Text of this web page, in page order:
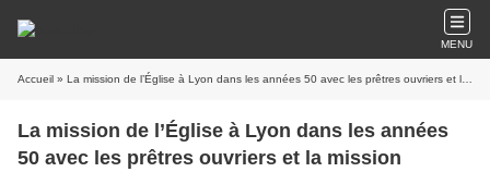
MENU
Accueil » La mission de l’Église à Lyon dans les années 50 avec les prêtres ouvriers et la mission ouvrière. Quels enjeux pour l'avenir ?
La mission de l’Église à Lyon dans les années
50 avec les prêtres ouvriers et la mission